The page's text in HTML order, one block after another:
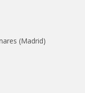
(Madrid)